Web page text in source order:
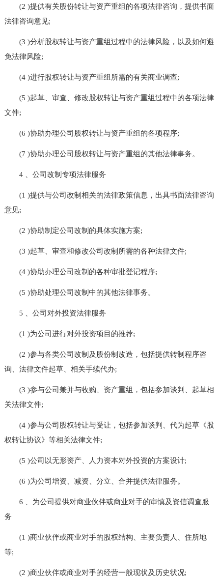
(2 )提供有关股份转让与资产重组的各项法律咨询，提供书面
法律咨询意见;
(3 )分析股权转让与资产重组过程中的法律风险，以及如何避
免法律风险;
(4 )进行股权转让与资产重组所需的有关商业调查;
(5 )起草、审查、修改股权转让与资产重组过程中的各项法律
文件;
(6 )协助办理公司股权转让与资产重组的各项程序;
(7 )协助办理公司股权转让与资产重组的其他法律事务。
4 、公司改制专项法律服务
(1 )提供与公司改制相关的法律政策信息，出具书面法律咨询
意见;
(2 )协助制定公司改制的具体实施方案;
(3 )起草、审查和修改公司改制所需的各种法律文件;
(4 )协助办理公司改制的各种审批登记程序;
(5 )协助处理公司改制中的其他法律事务。
5 、公司对外投资法律服务
(1 )为公司进行对外投资项目的推荐;
(2 )参与各类公司改制及股份制改造，包括提供转制程序咨
询、法律文件起草、相关手续代办;
(3 )参与公司兼并与收购、资产重组，包括参加谈判、起草相
关法律文件;
(4 )参与公司股权转让与受让，包括参加谈判、代为起草《股
权转让协议》等相关法律文件;
(5 )公司以无形资产、人力资本对外投资的方案设计;
(6 )为公司增资、减资、分立、合并提供法律服务。
6 、为公司提供对商业伙伴或商业对手的审慎及资信调查服
务
(1 )商业伙伴或商业对手的股权结构、主要负责人、住所地
等;
(2 )商业伙伴或商业对手的经营一般现状及历史状况;